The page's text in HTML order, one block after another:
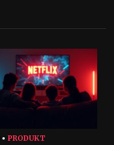
PRODUKT